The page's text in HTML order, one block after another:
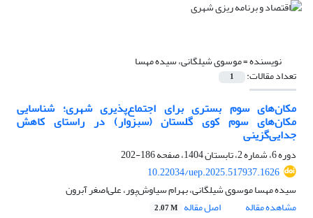
نویسنده =موسوی شیلگانی، سیده مهسا
تعداد مقالات: 1
مکان‌های سوم بستری برای اجتماع‌پذیری شهری؛ شناسایی
مکان‌های سوم کوی گلستان (سبزوار) در راستای کاهش
جدایی‌گزینی
دوره 6، شماره 2، تابستان 1404، صفحه
186-202
10.22034/uep.2025.517937.1626
سیده مهسا موسوی شیلگانی، بهرام سیاوش‌پور، علی‌اصغر آبرون
مشاهده مقاله
اصل مقاله 2.07 M